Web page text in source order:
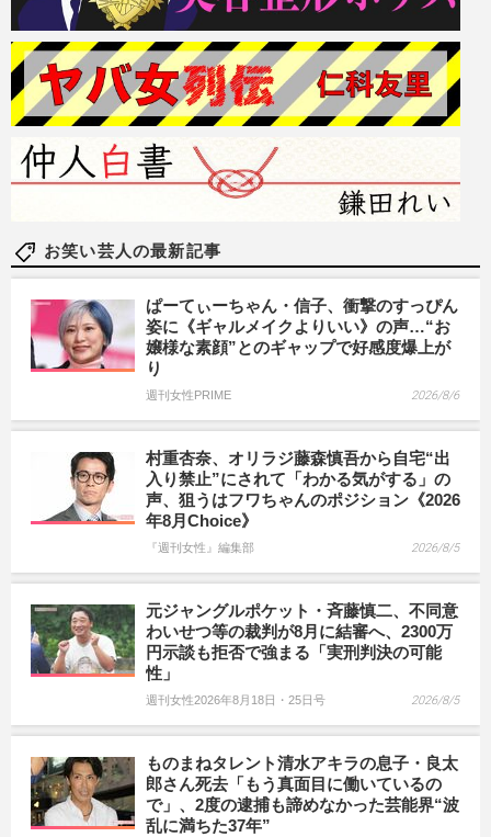
お笑い芸人の最新記事
ぱーてぃーちゃん・信子、衝撃のすっぴん
姿に《ギャルメイクよりいい》の声…“お
嬢様な素顔”とのギャップで好感度爆上が
り
週刊女性PRIME 2026/8/6
村重杏奈、オリラジ藤森慎吾から自宅“出
入り禁止”にされて「わかる気がする」の
声、狙うはフワちゃんのポジション《2026
年8月Choice》
『週刊女性』編集部 2026/8/5
元ジャングルポケット・斉藤慎二、不同意
わいせつ等の裁判が8月に結審へ、2300万
円示談も拒否で強まる「実刑判決の可能
性」
週刊女性2026年8月18日・25日号 2026/8/5
ものまねタレント清水アキラの息子・良太
郎さん死去「もう真面目に働いているの
で」、2度の逮捕も諦めなかった芸能界“波
乱に満ちた37年”